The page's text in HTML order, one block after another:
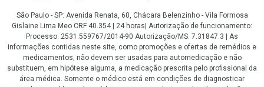
São Paulo - SP: Avenida Renata, 60, Chácara Belenzinho - Vila Formosa
Gislaine Lima Meo CRF 40.354 | 24 horas| Autorização de funcionamento:
Processo: 2531.559767/2014-90 Autorização/MS: 7.31847.3 | As
informações contidas neste site, como promoções e ofertas de remédios e
medicamentos, não devem ser usadas para automedicação e não
substituem, em hipótese alguma, a medicação prescrita pelo profissional da
área médica. Somente o médico está em condições de diagnosticar